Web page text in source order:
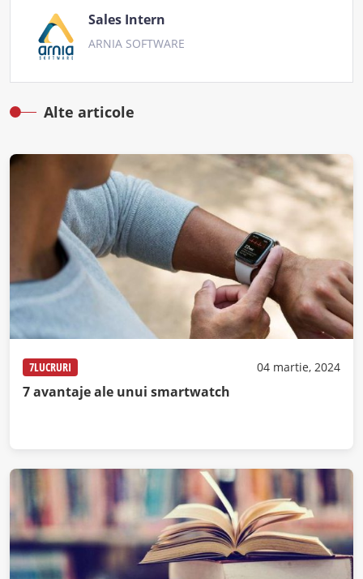
Sales Intern
ARNIA SOFTWARE
Alte articole
7LUCRURI 04 martie, 2024
7 avantaje ale unui smartwatch